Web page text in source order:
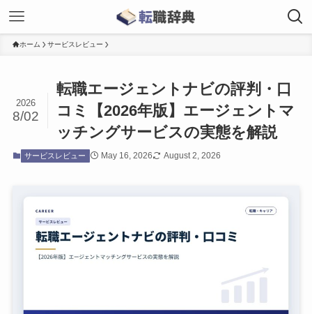
ホーム サービスレビュー
転職エージェントナビの評判・口
コミ【2026年版】エージェントマ
ッチングサービスの実態を解説
2026
8/02
サービスレビュー May 16, 2026 August 2, 2026